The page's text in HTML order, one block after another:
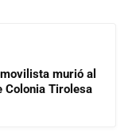
murió al
Colonia Tirolesa